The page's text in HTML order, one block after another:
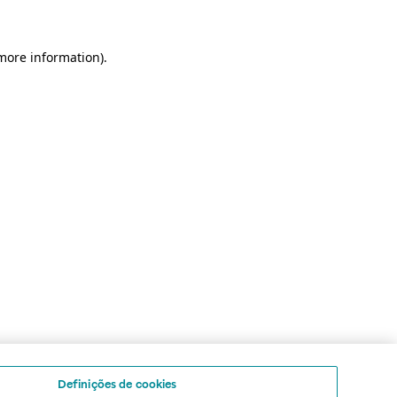
information).
Definições de cookies